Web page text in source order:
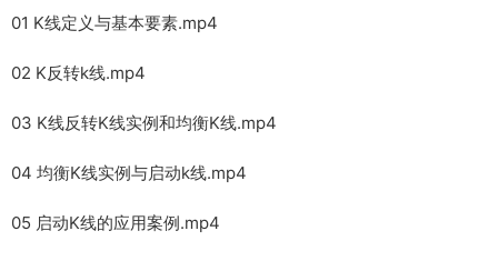
01 K线定义与基本要素.mp4
02 K反转k线.mp4
03 K线反转K线实例和均衡K线.mp4
04 均衡K线实例与启动k线.mp4
05 启动K线的应用案例.mp4